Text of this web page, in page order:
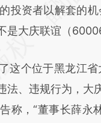
投资者以解套的机
是大庆联谊（
个位于黑龙江省
法、违规行为，大
称，“董事长薛永